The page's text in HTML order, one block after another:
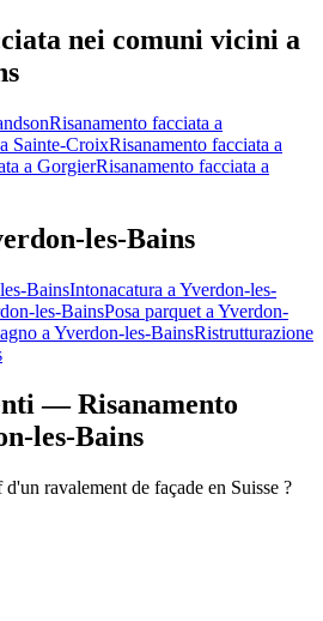
nei comuni vicini a
Risanamento facciata a
Sainte-CroixRisanamento facciata a
a GorgierRisanamento facciata a
les-Bains
BainsIntonacatura a Yverdon-les-
les-BainsPosa parquet a Yverdon-
a Yverdon-les-BainsRistrutturazione
— Risanamento
les-Bains
ravalement de façade en Suisse ?